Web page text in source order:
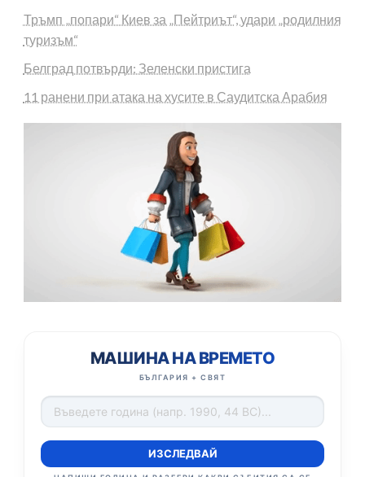
Тръмп „попари“ Киев за „Пейтриът“, удари „родилния
туризъм“
Белград потвърди: Зеленски пристига
11 ранени при атака на хусите в Саудитска Арабия
МАШИНА НА ВРЕМЕТО
БЪЛГАРИЯ + СВЯТ
ИЗСЛЕДВАЙ